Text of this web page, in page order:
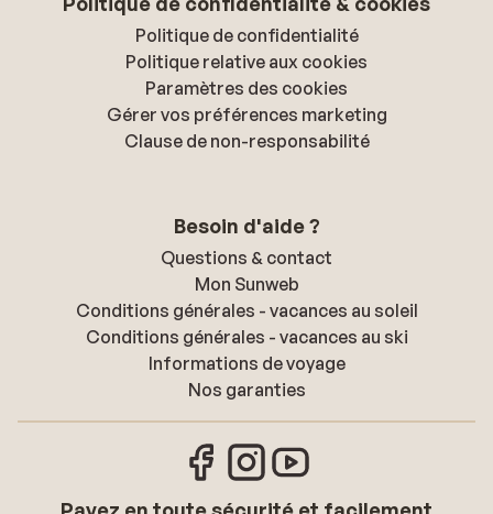
Politique de confidentialité
Politique relative aux cookies
Paramètres des cookies
Gérer vos préférences marketing
Clause de non-responsabilité
Besoin d'aide ?
Questions & contact
Mon Sunweb
Conditions générales - vacances au soleil
Conditions générales - vacances au ski
Informations de voyage
Nos garanties